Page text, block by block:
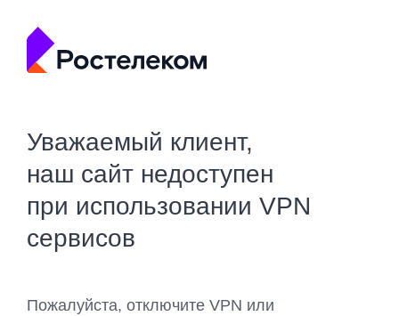
Уважаемый клиент,
наш сайт недоступен
при использовании VPN
сервисов
Пожалуйста, отключите VPN или